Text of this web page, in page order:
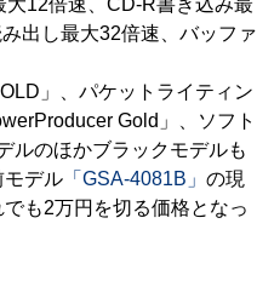
出し最大32倍速、バッファ
」、パケットライティン
Gold」、ソフト
ルのほかブラックモデルも
モデル 「GSA-4081B」 の現
も2万円を切る価格となっ